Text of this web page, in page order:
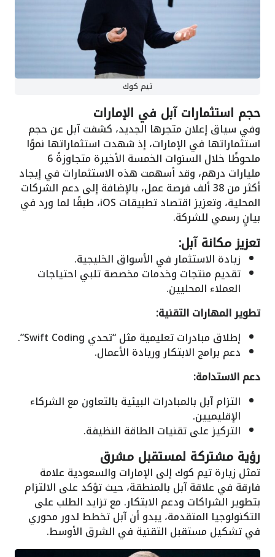
تيم كوك
حجم استثمارات آبل في الإمارات
وفي سياق إعلان متجرها الجديد، كشفت آبل عن حجم
استثماراتها في الإمارات، إذ شهدت استثماراتها نموًا
ملحوظًا خلال السنوات الخمسة الأخيرة متجاوزةً 6
مليارات درهم، وقد أسهمت هذه الاستثمارات في إيجاد
أكثر من 38 ألف فرصة عمل، بالإضافة إلى دعم الشركات
المحلية، وتعزيز اقتصاد تطبيقات iOS، طبقًا لما ورد في
بيانٍ رسمي للشركة.
تعزيز مكانة آبل:
زيادة الاستثمار في الأسواق الخليجية.
تقديم منتجات وخدمات مخصصة تلبي احتياجات
العملاء المحليين.
تطوير المهارات التقنية:
إطلاق مبادرات تعليمية مثل “تحدي Swift Coding”.
دعم برامج الابتكار وريادة الأعمال.
دعم الاستدامة:
التزام آبل بالمبادرات البيئية بالتعاون مع الشركاء
الإقليميين.
التركيز على تقنيات الطاقة النظيفة.
رؤية مشتركة لمستقبل مشرق
تمثل زيارة تيم كوك إلى الإمارات والسعودية علامة
فارقة في علاقة آبل بالمنطقة، حيث تؤكد على الالتزام
بتطوير الشراكات ودعم الابتكار. مع تزايد الطلب على
التكنولوجيا المتقدمة، يبدو أن آبل تخطط لدور محوري
في تشكيل مستقبل التقنية في الشرق الأوسط.